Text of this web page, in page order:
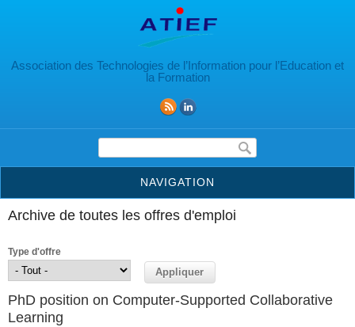
Association des Technologies de l’Information pour l’Education et
la Formation
Formulaire de recherche
NAVIGATION
Archive de toutes les offres d'emploi
Type d'offre
PhD position on Computer-Supported Collaborative
Learning